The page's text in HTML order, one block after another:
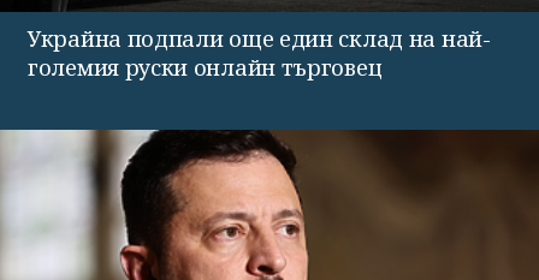
Украйна подпали още един склад на най-
големия руски онлайн търговец